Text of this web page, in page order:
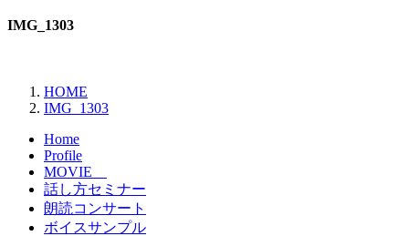
IMG_1303
HOME
IMG_1303
Home
Profile
MOVIE
話し方セミナー
朗読コンサート
ボイスサンプル